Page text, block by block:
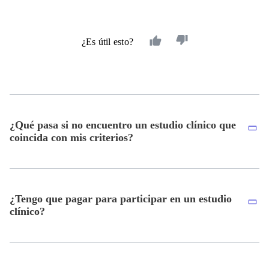
¿Es útil esto?
¿Qué pasa si no encuentro un estudio clínico que
coincida con mis criterios?
¿Tengo que pagar para participar en un estudio
clínico?